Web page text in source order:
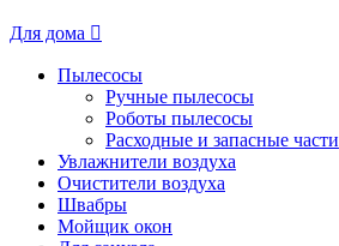
Для дома
Пылесосы
Ручные пылесосы
Роботы пылесосы
Расходные и запасные части
Увлажнители воздуха
Очистители воздуха
Швабры
Мойщик окон